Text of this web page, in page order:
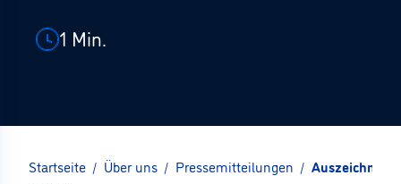
1 Min.
Startseite / Über uns / Pressemitteilungen /